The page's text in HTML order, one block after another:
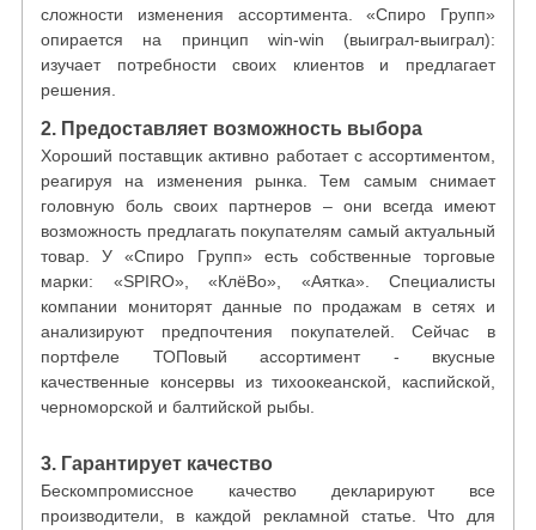
сложности изменения ассортимента. «Спиро Групп»
опирается на принцип win-win (выиграл-выиграл):
изучает потребности своих клиентов и предлагает
решения.
2. Предоставляет возможность выбора
Хороший поставщик активно работает с ассортиментом,
реагируя на изменения рынка. Тем самым снимает
головную боль своих партнеров – они всегда имеют
возможность предлагать покупателям самый актуальный
товар. У «Спиро Групп» есть собственные торговые
марки: «SPIRO», «КлёВо», «Аятка». Специалисты
компании мониторят данные по продажам в сетях и
анализируют предпочтения покупателей. Сейчас в
портфеле ТОПовый ассортимент - вкусные
качественные консервы из тихоокеанской, каспийской,
черноморской и балтийской рыбы.
3. Гарантирует качество
Бескомпромиссное качество декларируют все
производители, в каждой рекламной статье. Что для